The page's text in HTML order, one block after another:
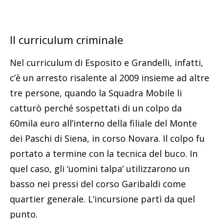
Il curriculum criminale
Nel curriculum di Esposito e Grandelli, infatti,
c’è un arresto risalente al 2009 insieme ad altre
tre persone, quando la Squadra Mobile li
catturò perché sospettati di un colpo da
60mila euro all’interno della filiale del Monte
dei Paschi di Siena, in corso Novara. Il colpo fu
portato a termine con la tecnica del buco. In
quel caso, gli ‘uomini talpa’ utilizzarono un
basso nei pressi del corso Garibaldi come
quartier generale. L’incursione partì da quel
punto.